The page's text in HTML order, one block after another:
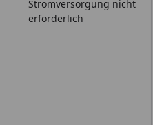
Stromversorgung nicht
erforderlich